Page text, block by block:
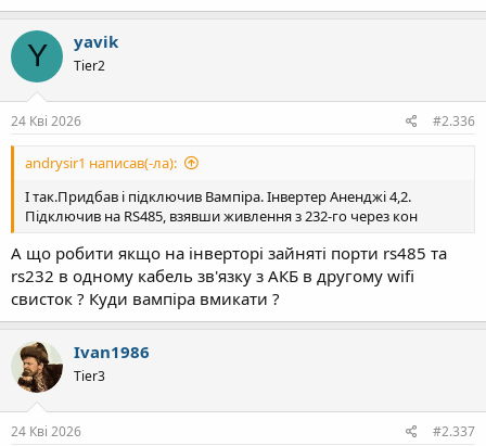
Y yavik
Tier2
24 Кві 2026 #2.336
andrysir1 написав(-ла):
І так.Придбав і підключив Вампіра. Інвертер Аненджі 4,2.
Підключив на RS485, взявши живлення з 232-го через кон
А що робити якщо на інверторі зайняті порти rs485 та
rs232 в одному кабель зв'язку з АКБ в другому wifi
свисток ? Куди вампіра вмикати ?
Іvan1986
Tier3
24 Кві 2026 #2.337